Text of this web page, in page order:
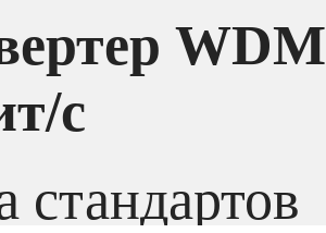
WDM
с
стандартов